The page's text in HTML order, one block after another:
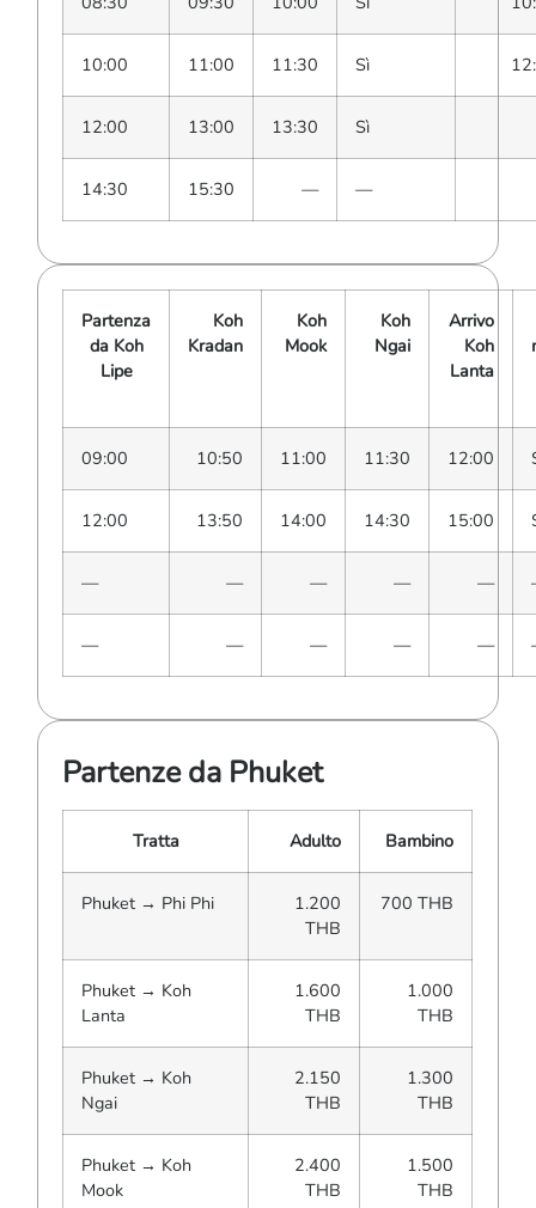
10:00 11:00 11:30 Sì
12:00 13:00 13:30 Sì
14:30 15:30 — —
Partenza
da Koh
Lipe
Koh
Kradan
Koh
Mook
Koh
Ngai
Arrivo
Koh
Lanta
09:00 10:50 11:00 11:30 12:00
12:00 13:50 14:00 14:30 15:00
— — — — —
— — — — —
Partenze da Phuket
Tratta Adulto Bambino
Phuket → Phi Phi
1.200
THB
700 THB
Phuket → Koh
Lanta
1.600
THB
1.000
THB
Phuket → Koh
Ngai
2.150
THB
1.300
THB
Phuket → Koh
Mook
2.400
THB
1.500
THB